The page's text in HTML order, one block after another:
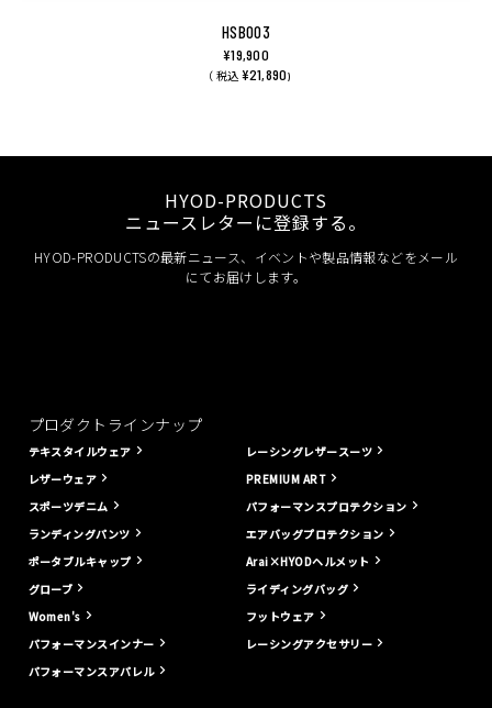
HSB003
¥19,900
（ 税込 ¥21,890)
HYOD-PRODUCTS
ニュースレターに登録する。
HYOD-PRODUCTSの最新ニュース、イベントや製品情報などをメール
にてお届けします。
プロダクトラインナップ
テキスタイルウェア
レザーウェア
スポーツデニム
ランディングパンツ
ポータブルキャップ
グローブ
Women's
パフォーマンスインナー
パフォーマンスアパレル
レーシングレザースーツ
PREMIUM ART
パフォーマンスプロテクション
エアバッグプロテクション
Arai×HYODヘルメット
ライディングバッグ
フットウェア
レーシングアクセサリー